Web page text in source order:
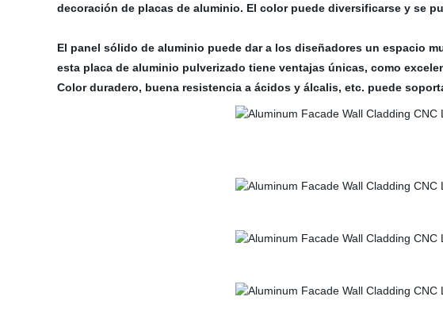
decoración de placas de aluminio. El color puede diversificarse y se
El panel sólido de aluminio puede dar a los diseñadores un espacio
esta placa de aluminio pulverizado tiene ventajas únicas, como
Color duradero, buena resistencia a ácidos y álcalis, etc. puede